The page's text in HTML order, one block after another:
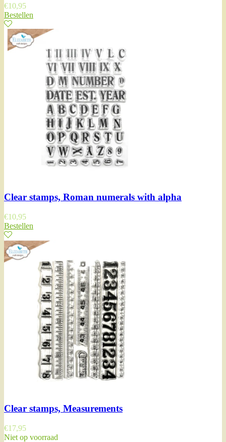
€10,95
Bestellen
Clear stamps, Roman numerals with alpha
€10,95
Bestellen
Clear stamps, Measurements
€17,95
Niet op voorraad